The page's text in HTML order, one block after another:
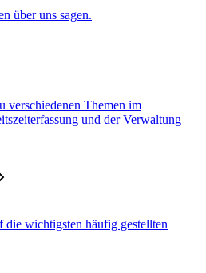
über uns sagen.
verschiedenen Themen im
und der Verwaltung
wichtigsten häufig gestellten